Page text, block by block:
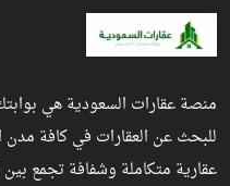
منصة عقارات السعودية هي
للبحث عن العقارات في كافة مدن
عقارية متكاملة وشفافة تجمع